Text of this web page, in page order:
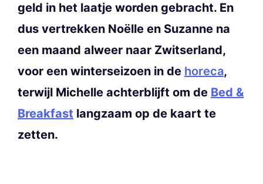
geld in het laatje worden gebracht. En
dus vertrekken Noëlle en Suzanne na
een maand alweer naar Zwitserland,
voor een winterseizoen in de horeca,
terwijl Michelle achterblijft om de Bed &
Breakfast langzaam op de kaart te
zetten.